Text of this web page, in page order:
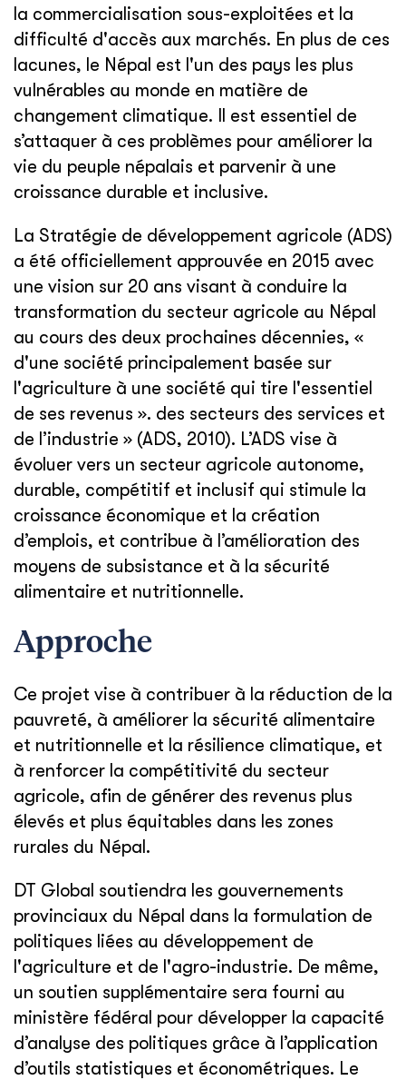
la commercialisation sous-exploitées et la
difficulté d'accès aux marchés. En plus de ces
lacunes, le Népal est l'un des pays les plus
vulnérables au monde en matière de
changement climatique. Il est essentiel de
s’attaquer à ces problèmes pour améliorer la
vie du peuple népalais et parvenir à une
croissance durable et inclusive.
La Stratégie de développement agricole (ADS)
a été officiellement approuvée en 2015 avec
une vision sur 20 ans visant à conduire la
transformation du secteur agricole au Népal
au cours des deux prochaines décennies, «
d'une société principalement basée sur
l'agriculture à une société qui tire l'essentiel
de ses revenus ». des secteurs des services et
de l’industrie » (ADS, 2010). L’ADS vise à
évoluer vers un secteur agricole autonome,
durable, compétitif et inclusif qui stimule la
croissance économique et la création
d’emplois, et contribue à l’amélioration des
moyens de subsistance et à la sécurité
alimentaire et nutritionnelle.
Approche
Ce projet vise à contribuer à la réduction de la
pauvreté, à améliorer la sécurité alimentaire
et nutritionnelle et la résilience climatique, et
à renforcer la compétitivité du secteur
agricole, afin de générer des revenus plus
élevés et plus équitables dans les zones
rurales du Népal.
DT Global soutiendra les gouvernements
provinciaux du Népal dans la formulation de
politiques liées au développement de
l'agriculture et de l'agro-industrie. De même,
un soutien supplémentaire sera fourni au
ministère fédéral pour développer la capacité
d’analyse des politiques grâce à l’application
d’outils statistiques et économétriques. Le